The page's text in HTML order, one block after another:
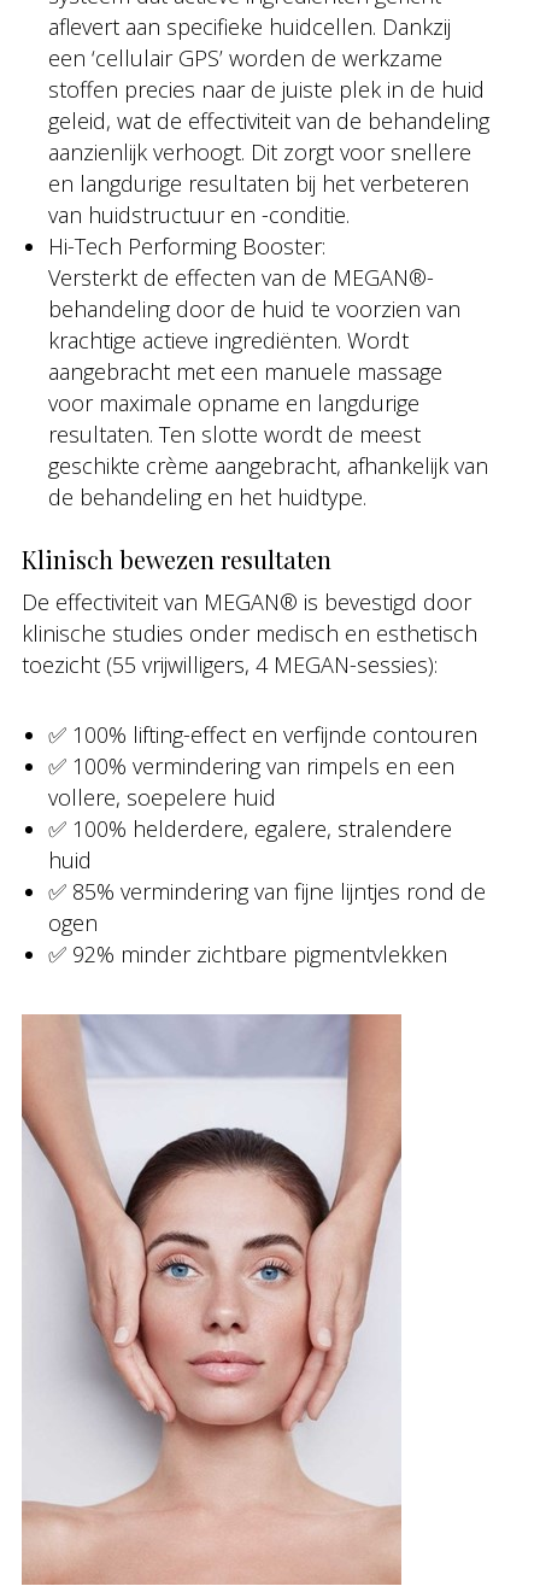
aflevert aan specifieke huidcellen. Dankzij
een ‘cellulair GPS’ worden de werkzame
stoffen precies naar de juiste plek in de huid
geleid, wat de effectiviteit van de behandeling
aanzienlijk verhoogt. Dit zorgt voor snellere
en langdurige resultaten bij het verbeteren
van huidstructuur en -conditie.
Hi-Tech Performing Booster:
Versterkt de effecten van de MEGAN®-
behandeling door de huid te voorzien van
krachtige actieve ingrediënten. Wordt
aangebracht met een manuele massage
voor maximale opname en langdurige
resultaten. Ten slotte wordt de meest
geschikte crème aangebracht, afhankelijk van
de behandeling en het huidtype.
Klinisch bewezen resultaten
De effectiviteit van MEGAN® is bevestigd door
klinische studies onder medisch en esthetisch
toezicht (55 vrijwilligers, 4 MEGAN-sessies):
✅ 100% lifting-effect en verfijnde contouren
✅ 100% vermindering van rimpels en een
vollere, soepelere huid
✅ 100% helderdere, egalere, stralendere
huid
✅ 85% vermindering van fijne lijntjes rond de
ogen
✅ 92% minder zichtbare pigmentvlekken